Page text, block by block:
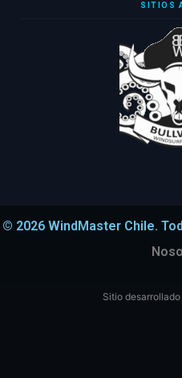
SITIOS
© 2026 WindMaster Chile.
Sitio